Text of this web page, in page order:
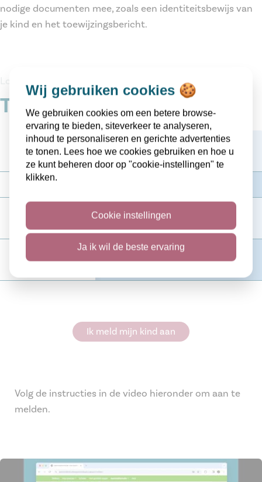
nodige documenten mee, zoals een identiteitsbewijs van
je kind en het toewijzingsbericht.
Lokaal OverlegPlatform
Tijdslijn LOP
9 maart - 26
maart 2026
digitale aanmelding (ook voor
broers en zussen)
22 april 2026
mei 2026
inschrijvingen met ticket
start vrije inschrijvingen via de
Ik meld mijn kind aan
Volg de instructies in de video hieronder om aan te
melden.
Wij gebruiken cookies 🍪
We gebruiken cookies om een betere browse-
ervaring te bieden, siteverkeer te analyseren,
inhoud te personaliseren en gerichte advertenties
te tonen. Lees hoe we cookies gebruiken en hoe u
ze kunt beheren door op "cookie-instellingen" te
klikken.
Cookie instellingen
Ja ik wil de beste ervaring